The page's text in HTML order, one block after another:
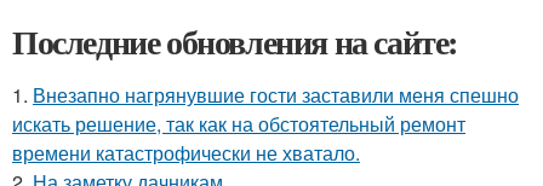
Последние обновления на сайте:
1. Внезапно нагрянувшие гости заставили меня спешно
искать решение, так как на обстоятельный ремонт
времени катастрофически не хватало.